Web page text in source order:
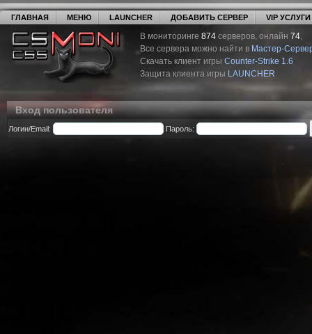
ГЛАВНАЯ МЕНЮ LAUNCHER ДОБАВИТЬ СЕРВЕР VIP УСЛУГИ
В мониторинге 874 серверов, онлайн 74,
Все сервера можно найти в Мастер-
Скачать клиент игры Counter-Strike 1.6
Защита клиента игры LAUNCHER
Вход пользователя
Логин/Email: Пароль: